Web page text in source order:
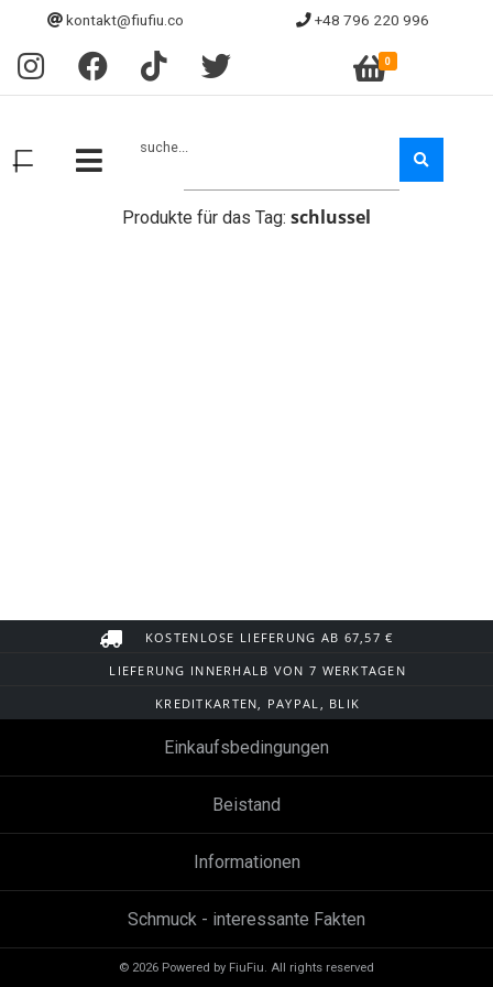
kontakt@fiufiu.co +48 796 220 996
0
suche...
Produkte für das Tag: schlussel
KOSTENLOSE LIEFERUNG AB 67,57 €
LIEFERUNG INNERHALB VON 7 WERKTAGEN
KREDITKARTEN, PAYPAL, BLIK
Einkaufsbedingungen
Beistand
Informationen
Schmuck - interessante Fakten
© 2026 Powered by FiuFiu. All rights reserved